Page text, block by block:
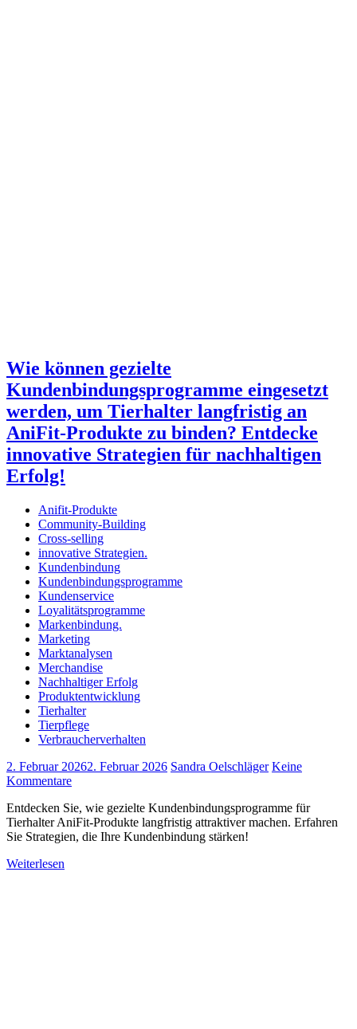
Wie können gezielte
Kundenbindungsprogramme eingesetzt
werden, um Tierhalter langfristig an
AniFit-Produkte zu binden? Entdecke
innovative Strategien für nachhaltigen
Erfolg!
Anifit-Produkte
Community-Building
Cross-selling
innovative Strategien.
Kundenbindung
Kundenbindungsprogramme
Kundenservice
Loyalitätsprogramme
Markenbindung.
Marketing
Marktanalysen
Merchandise
Nachhaltiger Erfolg
Produktentwicklung
Tierhalter
Tierpflege
Verbraucherverhalten
2. Februar 20262. Februar 2026 Sandra Oelschläger Keine
Kommentare
Entdecken Sie, wie gezielte Kundenbindungsprogramme für
Tierhalter AniFit-Produkte langfristig attraktiver machen. Erfahren
Sie Strategien, die Ihre Kundenbindung stärken!
Weiterlesen